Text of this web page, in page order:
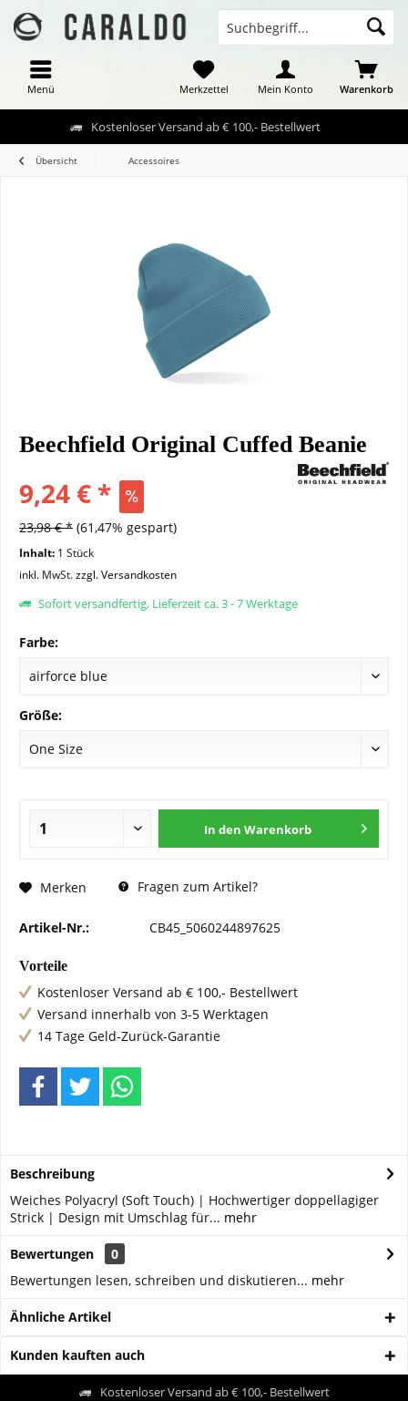
Kostenloser Versand ab € 100,- Bestellwert
Menü Warenkorb
Merkzettel Mein Konto
Übersicht Accessoires
Beechfield Original Cuffed Beanie
9,24 € *
23,98 € * (61,47% gespart)
Inhalt: 1 Stück
inkl. MwSt.zzgl. Versandkosten
Sofort versandfertig, Lieferzeit ca. 3 - 7 Werktage
Farbe:
Größe:
In den Warenkorb
Merken Fragen zum Artikel?
Artikel-Nr.: CB45_5060244897625
Vorteile
Kostenloser Versand ab € 100,- Bestellwert
Versand innerhalb von 3-5 Werktagen
14 Tage Geld-Zurück-Garantie
Beschreibung
Weiches Polyacryl (Soft Touch) | Hochwertiger doppellagiger
Strick | Design mit Umschlag für... mehr
Bewertungen
0
Bewertungen lesen, schreiben und diskutieren... mehr
Ähnliche Artikel
Kunden kauften auch
Kostenloser Versand ab € 100,- Bestellwert